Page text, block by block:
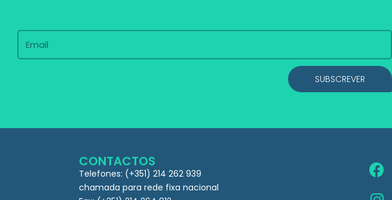
SUBSCREVER
CONTACTOS
Telefones: (+351) 214 262 939
chamada para rede fixa nacional